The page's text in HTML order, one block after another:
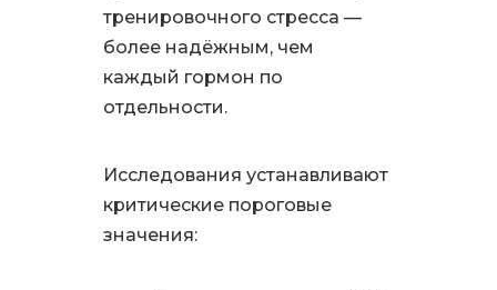
тренировочного стресса —
более надёжным, чем
каждый гормон по
отдельности.
Исследования устанавливают
критические пороговые
значения: